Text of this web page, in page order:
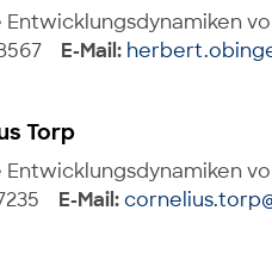
Entwicklungsdynamiken
E-Mail:
Torp
Entwicklungsdynamiken
E-Mail: